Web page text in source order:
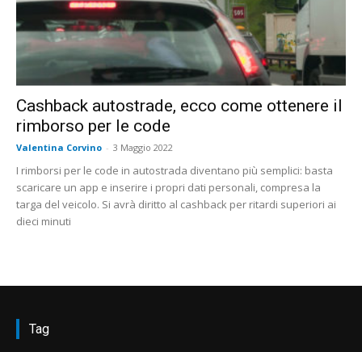
Cashback autostrade, ecco come ottenere il
rimborso per le code
Valentina Corvino - 3 Maggio 2022
I rimborsi per le code in autostrada diventano più semplici: basta
scaricare un app e inserire i propri dati personali, compresa la
targa del veicolo. Si avrà diritto al cashback per ritardi superiori ai
dieci minuti
Tag